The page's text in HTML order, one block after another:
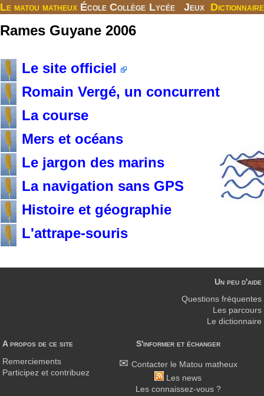
Le matou matheux École Collège Lycée Jeux Dictionnaire
Rames Guyane 2006
Le site officiel
Romain Vergé, un concurrent
La course
Mers et océans
Le jargon des marins
La navigation sans GPS
Histoire et géographie
L'attrape-souris
A propos de ce site
Remerciements
Participez et contribuez
S'informer et échanger
Contacter le Matou matheux
Les news
Les connaissez-vous ?
Un peu d'aide
Questions fréquentes
Les parcours
Le dictionnaire